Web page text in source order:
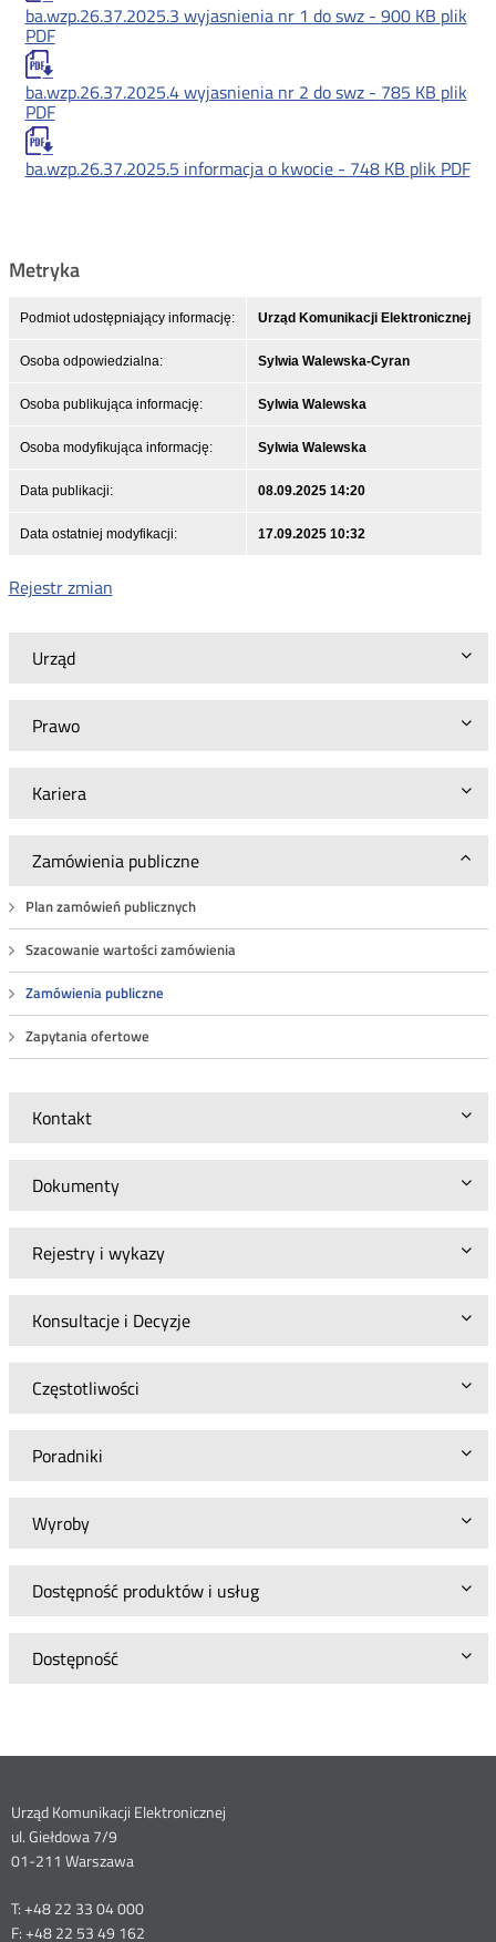
Urząd
Prawo
Kariera
Zamówienia publiczne
Plan zamówień publicznych
Szacowanie wartości zamówienia
Zamówienia publiczne
Zapytania ofertowe
Kontakt
Dokumenty
Rejestry i wykazy
Konsultacje i Decyzje
Częstotliwości
Poradniki
Wyroby
Dostępność produktów i usług
Dostępność
ba.wzp.26.37.2025.3 wyjasnienia nr 1 do swz - 900 KB plik
PDF
ba.wzp.26.37.2025.4 wyjasnienia nr 2 do swz - 785 KB plik
PDF
ba.wzp.26.37.2025.5 informacja o kwocie - 748 KB plik PDF
Metryka
Podmiot udostępniający informację: Urząd Komunikacji Elektronicznej
Osoba odpowiedzialna: Sylwia Walewska-Cyran
Osoba publikująca informację: Sylwia Walewska
Osoba modyfikująca informację: Sylwia Walewska
Data publikacji: 08.09.2025 14:20
Data ostatniej modyfikacji: 17.09.2025 10:32
Rejestr zmian
Dane
kontaktowe
Urząd Komunikacji Elektronicznej
ul. Giełdowa 7/9
01-211 Warszawa
T: +48 22 33 04 000
F: +48 22 53 49 162